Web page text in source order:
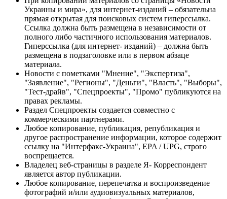
Украины и мира», для интернет-изданий – обязательна
прямая открытая для поисковых систем гиперссылка.
Ссылка должна быть размещена в независимости от
полного либо частичного использования материалов.
Гиперссылка (для интернет- изданий) – должна быть
размещена в подзаголовке или в первом абзаце
материала.
Новости с пометками "Мнение", "Экспертиза",
"Заявление", "Регионы", "Деньги", "Власть", "Выборы",
"Тест-драйв", "Спецпроекты", "Промо" публикуются на
правах рекламы.
Раздел Спецпроекты создается совместно с
коммерческими партнерами.
Любое копирование, публикация, републикация и
другое распространение информации, которое содержит
ссылку на "Интерфакс-Украина", EPA / UPG, строго
воспрещается.
Владелец веб-страницы в разделе Я- Корреспондент
является автор публикации.
Любое копирование, перепечатка и воспроизведение
фотографий и/или аудиовизуальных материалов,